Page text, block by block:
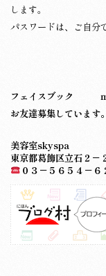
します。
パスワードは、ご自分
フェイスブック
お友達募集していま
美容室skyspa
東京都葛飾区立石２－
０３－５６５４－６